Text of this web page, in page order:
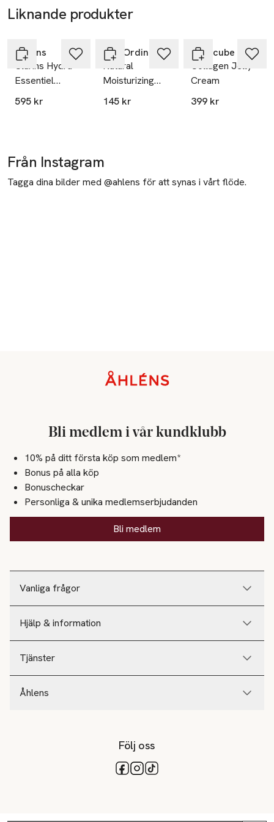
Liknande produkter
Clarins
Clarins Hydra-
Essentiel
Moisturizes and
595 kr
The Ordinary
Natural
Moisturizing
Factors +
145 kr
Medicube
Collagen Jelly
Cream
399 kr
Från Instagram
Tagga dina bilder med @ahlens för att synas i vårt flöde.
Vanliga frågor
Hjälp & information
Tjänster
Åhlens
Bli medlem i vår kundklubb
10% på ditt första köp som medlem*
Bonus på alla köp
Bonuscheckar
Personliga & unika medlemserbjudanden
Bli medlem
Följ oss